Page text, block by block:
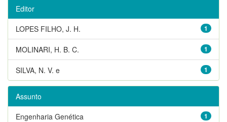
Editor
1
LOPES FILHO, J. H.
1
MOLINARI, H. B. C.
1
SILVA, N. V. e
Assunto
1
Engenharia Genética